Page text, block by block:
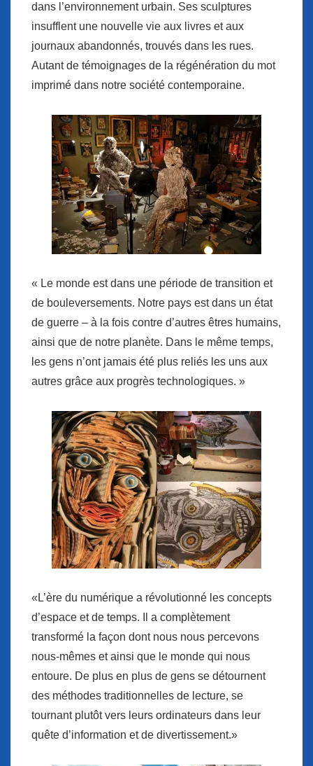
dans l’environnement urbain. Ses sculptures
insufflent une nouvelle vie aux livres et aux
journaux abandonnés, trouvés dans les rues.
Autant de témoignages de la régénération du mot
imprimé dans notre société contemporaine.
« Le monde est dans une période de transition et
de bouleversements. Notre pays est dans un état
de guerre – à la fois contre d’autres êtres humains,
ainsi que de notre planète. Dans le même temps,
les gens n’ont jamais été plus reliés les uns aux
autres grâce aux progrès technologiques. »
«L’ère du numérique a révolutionné les concepts
d’espace et de temps. Il a complètement
transformé la façon dont nous nous percevons
nous-mêmes et ainsi que le monde qui nous
entoure. De plus en plus de gens se détournent
des méthodes traditionnelles de lecture, se
tournant plutôt vers leurs ordinateurs dans leur
quête d’information et de divertissement.»